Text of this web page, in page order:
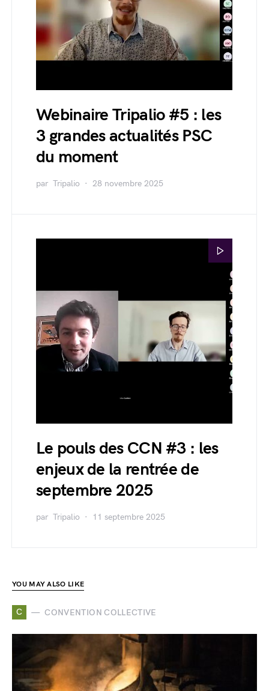
Webinaire Tripalio #5 : les
3 grandes actualités PSC
du moment
par Tripalio 28 novembre 2025
Le pouls des CCN #3 : les
enjeux de la rentrée de
septembre 2025
par Tripalio 11 septembre 2025
YOU MAY ALSO LIKE
C CONVENTION COLLECTIVE